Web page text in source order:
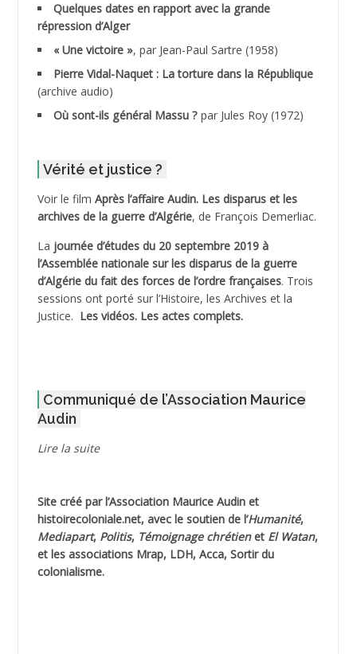
ADDALA Boualem*
ADDANE
ADDECHE Rachid
ADELIOUAT Vve AIT SAADA
ADJANI Khaled
ADJAOUT
ADNI Mohamed Akli
ADOUL Arab *
AGOULMINE
AHLOUCHE Mabrouk *
AIBLIED Ahmed
Quelques dates en rapport avec la grande
répression d’Alger
« Une victoire », par Jean-Paul Sartre (1958)
Pierre Vidal-Naquet : La torture dans la République
(archive audio)
Où sont-ils général Massu ? par Jules Roy (1972)
Vérité et justice ?
Voir le film Après l’affaire Audin. Les disparus et les
archives de la guerre d’Algérie, de François Demerliac.
La journée d’études du 20 septembre 2019 à
l’Assemblée nationale sur les disparus de la guerre
d’Algérie du fait des forces de l’ordre françaises. Trois
sessions ont porté sur l’Histoire, les Archives et la
Justice. Les vidéos. Les actes complets.
Communiqué de l’Association Maurice
Audin
Lire la suite
Site créé par l’Association Maurice Audinet
histoirecoloniale.net, avec le soutien de l’Humanité,
Mediapart, Politis, Témoignage chrétienet El Watan,
et les associations Mrap, LDH, Acca, Sortir du
colonialisme.